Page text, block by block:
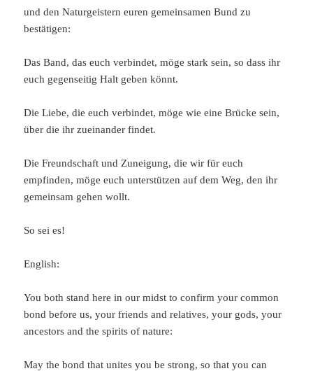
und den Naturgeistern euren gemeinsamen Bund zu
bestätigen:
Das Band, das euch verbindet, möge stark sein, so dass ihr
euch gegenseitig Halt geben könnt.
Die Liebe, die euch verbindet, möge wie eine Brücke sein,
über die ihr zueinander findet.
Die Freundschaft und Zuneigung, die wir für euch
empfinden, möge euch unterstützen auf dem Weg, den ihr
gemeinsam gehen wollt.
So sei es!
English:
You both stand here in our midst to confirm your common
bond before us, your friends and relatives, your gods, your
ancestors and the spirits of nature:
May the bond that unites you be strong, so that you can